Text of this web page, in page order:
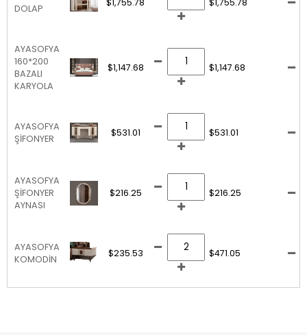
DOLAP
AYASOFYA
160*200
BAZALI
KARYOLA
$1,147.68 $1,147.68
AYASOFYA
ŞİFONYER
$531.01 $531.01
AYASOFYA
ŞİFONYER
AYNASI
$216.25 $216.25
AYASOFYA
KOMODİN
$235.53 $471.05